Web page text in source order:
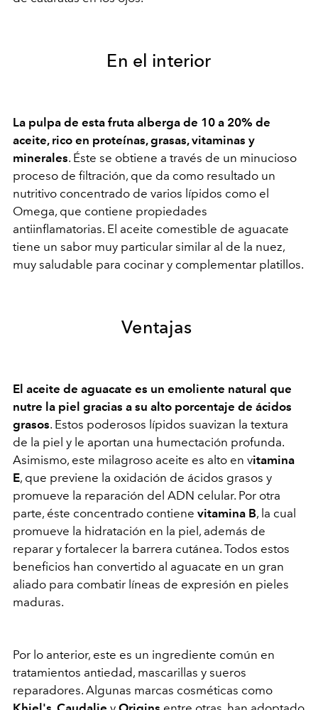
En el interior
La pulpa de esta fruta alberga de 10 a 20% de
aceite, rico en proteínas, grasas, vitaminas y
minerales. Éste se obtiene a través de un minucioso
proceso de filtración, que da como resultado un
nutritivo concentrado de varios lípidos como el
Omega, que contiene propiedades
antiinflamatorias. El aceite comestible de aguacate
tiene un sabor muy particular similar al de la nuez,
muy saludable para cocinar y complementar platillos.
Ventajas
El aceite de aguacate es un emoliente natural que
nutre la piel gracias a su alto porcentaje de ácidos
grasos. Estos poderosos lípidos suavizan la textura
de la piel y le aportan una humectación profunda.
Asimismo, este milagroso aceite es alto en vitamina
E, que previene la oxidación de ácidos grasos y
promueve la reparación del ADN celular. Por otra
parte, éste concentrado contiene vitamina B, la cual
promueve la hidratación en la piel, además de
reparar y fortalecer la barrera cutánea. Todos estos
beneficios han convertido al aguacate en un gran
aliado para combatir líneas de expresión en pieles
maduras.
Por lo anterior, este es un ingrediente común en
tratamientos antiedad, mascarillas y sueros
reparadores. Algunas marcas cosméticas como